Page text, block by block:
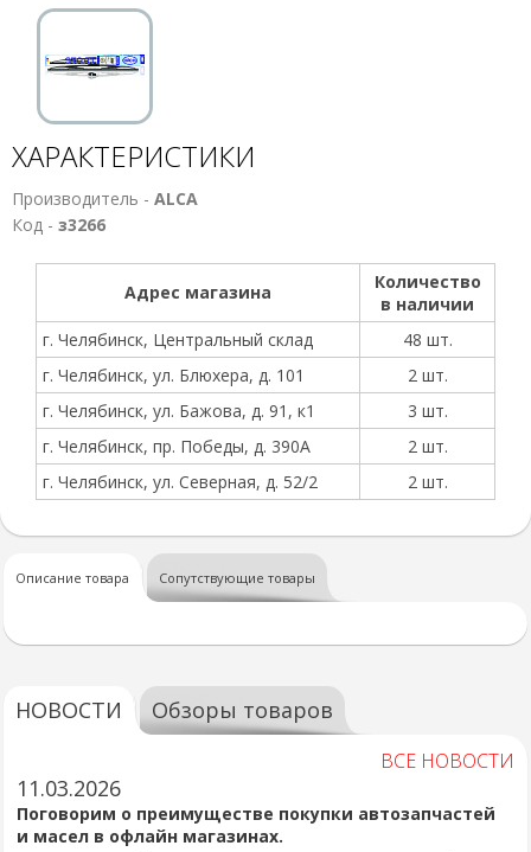
ХАРАКТЕРИСТИКИ
Производитель - ALCA
Код - з3266
Адрес магазина
Количество
в наличии
г. Челябинск, Центральный склад
48 шт.
г. Челябинск, ул. Блюхера, д. 101
2 шт.
г. Челябинск, ул. Бажова, д. 91, к1
3 шт.
г. Челябинск, пр. Победы, д. 390А
2 шт.
г. Челябинск, ул. Северная, д. 52/2
2 шт.
Описание товара Сопутствующие товары
НОВОСТИ Обзоры товаров
ВСЕ НОВОСТИ
11.03.2026
Поговорим о преимуществе покупки автозапчастей
и масел в офлайн магазинах.